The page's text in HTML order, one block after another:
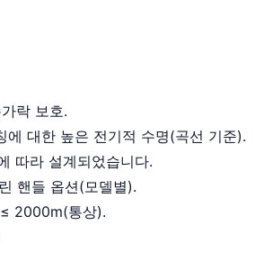
락 보호.
대한 높은 전기적 수명(곡선 기준).
따라 설계되었습니다.
핸들 옵션(모델별).
2000m(통상).